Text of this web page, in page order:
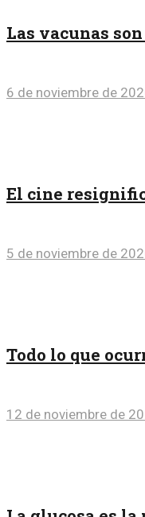
Las vacunas
6 de noviembre de
El cine
5 de noviembre de
Todo lo que
12 de noviembre de